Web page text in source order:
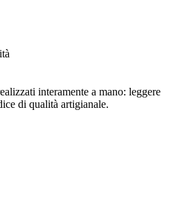
interamente a mano: leggere
di qualità artigianale.